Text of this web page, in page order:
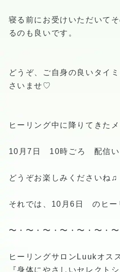
寝る前にお受けいただいて
るのも良いです。
どうぞ、ご自身の良いタイ
さいませ♡
ヒーリング中に降りてきたメ
10月7日 10時ごろ 配信い
どうぞお楽しみくださいね♫
それでは、10月6日 のヒー
〜・〜・〜・〜・〜・〜・
ヒーリングサロンLuukオス
『身体にやさしいセレクト